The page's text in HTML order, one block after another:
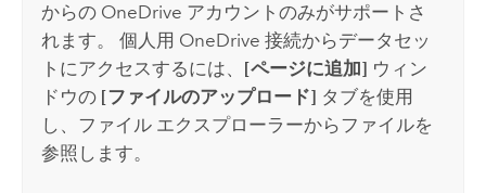
からの OneDrive アカウントのみがサポートさ
れます。 個人用 OneDrive 接続からデータセッ
トにアクセスするには、 [ページに追加] ウィン
ドウの [ファイルのアップロード] タブを使用
し、ファイル エクスプローラーからファイルを
参照します。